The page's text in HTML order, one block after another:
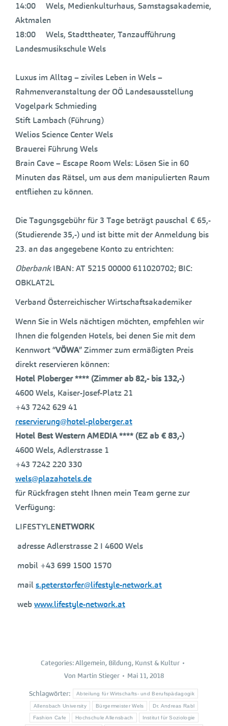
14:00 Wels, Medienkulturhaus, Samstagsakademie,
Aktmalen
18:00 Wels, Stadttheater, Tanzaufführung
Landesmusikschule Wels
Luxus im Alltag – ziviles Leben in Wels –
Rahmenveranstaltung der OÖ Landesausstellung
Vogelpark Schmieding
Stift Lambach (Führung)
Welios Science Center Wels
Brauerei Führung Wels
Brain Cave – Escape Room Wels: Lösen Sie in 60
Minuten das Rätsel, um aus dem manipulierten Raum
entfliehen zu können.
Die Tagungsgebühr für 3 Tage beträgt pauschal € 65,-
(Studierende 35,-) und ist bitte mit der Anmeldung bis
23. an das angegebene Konto zu entrichten:
OberbankIBAN: AT 5215 00000 611020702; BIC:
OBKLAT2L
Verband Österreichischer Wirtschaftsakademiker
Wenn Sie in Wels nächtigen möchten, empfehlen wir
Ihnen die folgenden Hotels, bei denen Sie mit dem
Kennwort “VÖWA” Zimmer zum ermäßigten Preis
direkt reservieren können:
Hotel Ploberger **** (Zimmer ab 82,- bis 132,-)
4600 Wels, Kaiser-Josef-Platz 21
+43 7242 629 41
reservierung@hotel-ploberger.at
Hotel Best Western AMEDIA **** (EZ ab € 83,-)
4600 Wels, Adlerstrasse 1
+43 7242 220 330
wels@plazahotels.de
für Rückfragen steht Ihnen mein Team gerne zur
Verfügung:
LIFESTYLENETWORK
adresseAdlerstrasse 2 I 4600 Wels
mobil +43 699 1500 1570
mails.peterstorfer@lifestyle-network.at
webwww.lifestyle-network.at
Categories:Allgemein, Bildung, Kunst & Kultur
Von Martin Stieger Mai 11, 2018
Schlagwörter: Abteilung für Wirtschafts- und Berufspädagogik
Allensbach University Bürgermeister Wels Dr. Andreas Rabl
Fashion Cafe Hochschule Allensbach Institut für Soziologie